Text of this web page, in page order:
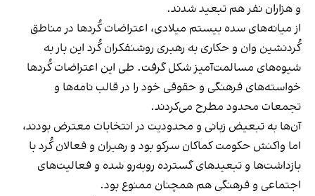
و هزاران نفر هم تبعید شدند.
از میانه‌های سده بیستم میلادی، اعتراضات کُردها در مناطق
کُردنشین وان و حکاری به رهبری روشنفکران کُرد این بار به
شیوه‌های مسالمت‌آمیز شکل گرفت. طی این اعتراضات کُردها
خواسته‌های فرهنگی و حقوقی خود را در قالب نامه‌ها و
تجمعات محدود مطرح می‌کردند.
آن‌ها به تبعیض زبانی و محدودیت در انتخابات معترض بودند،
اما واکنش حکومت کماکان سرکو بود و رهبران و فعالان کُرد با
بازداشت‌ها و تبعیدهای گسترده روبه‌رو شده و فعالیت‌های
اجتماعی و فرهنگی هم همچنان ممنوع بود.